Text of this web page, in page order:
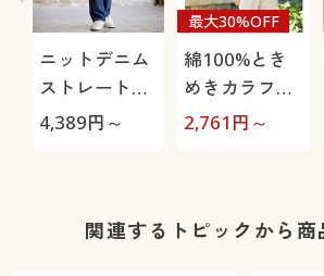
ニットデニム
ストレートパ
ンツ(スマート
わらか・選べ
4,389円～
綿100%とき
めきカラフル
ニット
最大30%OFF
2,761 円～
関連するトピックから商